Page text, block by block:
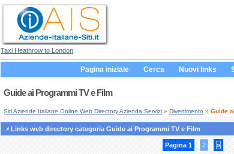
Taxi Heathrow to London
Pagina iniziale Cerca Nuovi links
Guide ai Programmi TV e Film
Siti Aziende Italiane Online Web Directory Azienda Servizi » Divertimento » Guide
Links web directory categoria Guide ai Programmi TV e Film
Pagina 1 2 »